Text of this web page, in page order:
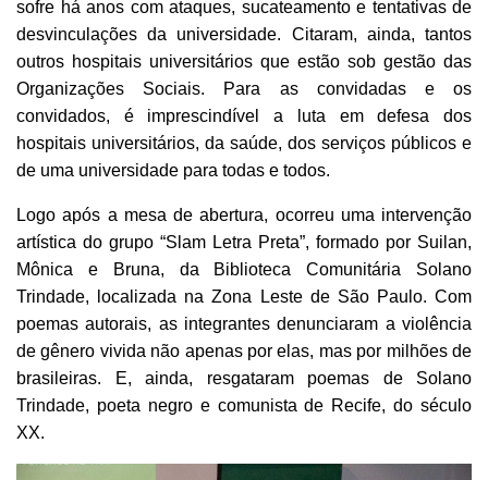
sofre há anos com ataques, sucateamento e tentativas de
desvinculações da universidade. Citaram, ainda, tantos
outros hospitais universitários que estão sob gestão das
Organizações Sociais. Para as convidadas e os
convidados, é imprescindível a luta em defesa dos
hospitais universitários, da saúde, dos serviços públicos e
de uma universidade para todas e todos.
Logo após a mesa de abertura, ocorreu uma intervenção
artística do grupo “Slam Letra Preta”, formado por Suilan,
Mônica e Bruna, da Biblioteca Comunitária Solano
Trindade, localizada na Zona Leste de São Paulo. Com
poemas autorais, as integrantes denunciaram a violência
de gênero vivida não apenas por elas, mas por milhões de
brasileiras. E, ainda, resgataram poemas de Solano
Trindade, poeta negro e comunista de Recife, do século
XX.